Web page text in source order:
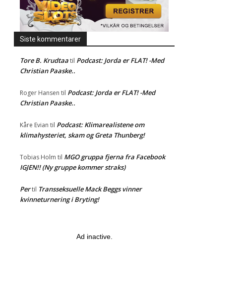
Siste kommentarer
Tore B. Krudtaatil Podcast: Jorda er FLAT! -Med
Christian Paaske..
Roger Hansen til Podcast: Jorda er FLAT! -Med
Christian Paaske..
Kåre Evian til Podcast: Klimarealistene om
klimahysteriet, skam og Greta Thunberg!
Tobias Holm til MGO gruppa fjerna fra Facebook
IGJEN!! (Ny gruppe kommer straks)
Pertil Transseksuelle Mack Beggs vinner
kvinneturnering i Bryting!
Ad inactive.